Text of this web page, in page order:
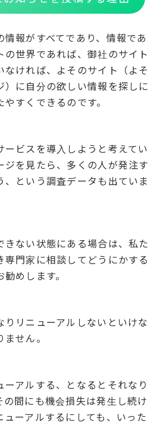
報がすべてであり、情報であ
世界であれば、御社のサイト
なければ、よそのサイト（よそ
）に自分の欲しい情報を探しに
すくできるのです。
ビスを導入しようと考えてい
ジを見たら、多くの人が発注す
、という調査データも出ていま
きない状態にある場合は、私た
専門家に相談してどうにかする
めします。
リニューアルしないといけな
せん。
アルする、となるとそれなり
の間にも機会損失は発生し続け
ューアルするにしても、いった